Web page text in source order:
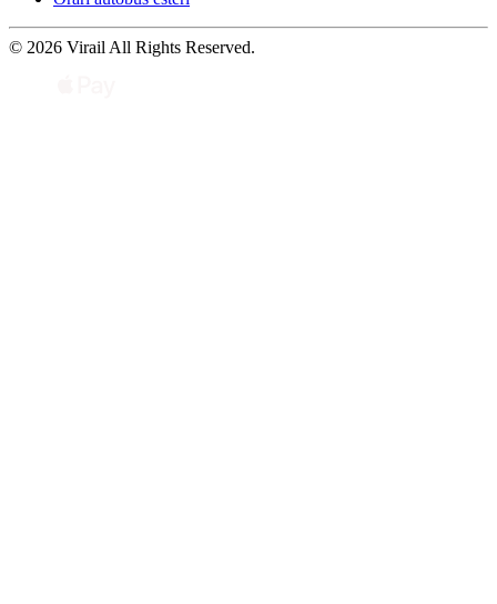
© 2026 Virail All Rights Reserved.